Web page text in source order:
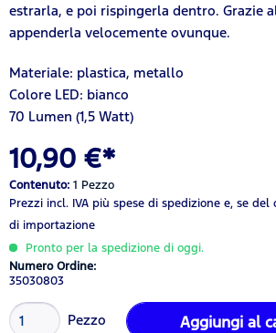
estrarla, e poi rispingerla dentro. Grazie
appenderla velocemente ovunque.
Materiale: plastica, metallo
Colore LED: bianco
70 Lumen (1,5 Watt)
10,90 €*
Contenuto: 1 Pezzo
Prezzi incl. IVA più spese di spedizione e, se del
di importazione
Pronto per la spedizione di oggi.
Numero Ordine:
35030803
Pezzo Aggiungi al